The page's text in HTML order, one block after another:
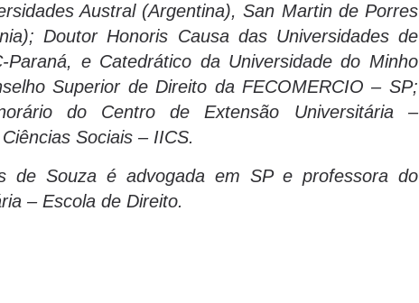
Austral (Argentina), San Martin de Porres
Doutor Honoris Causa das Universidades de
Paraná, e Catedrático da Universidade do Minho
Superior de Direito da FECOMERCIO – SP;
do Centro de Extensão Universitária –
Sociais – IICS.
de Souza é advogada em SP e professora do
– Escola de Direito.